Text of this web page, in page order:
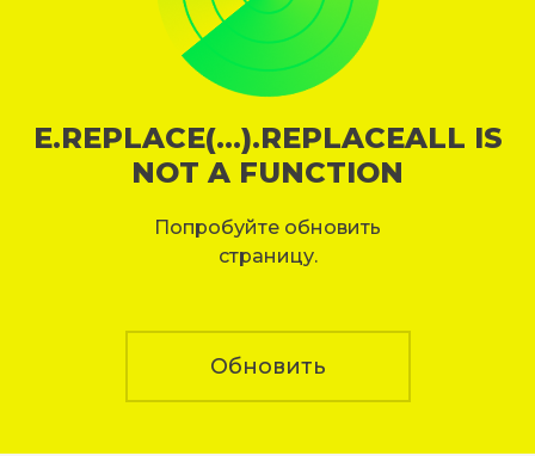
E.REPLACE(...).REPLACEALL IS
NOT A FUNCTION
Попробуйте обновить
страницу.
Обновить